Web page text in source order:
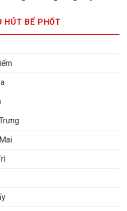
HÚT BỂ PHỐT